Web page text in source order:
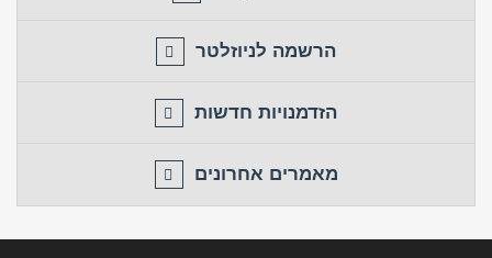
הרשמה לניוזלטר
הזדמנויות חדשות
מאמרים אחרונים